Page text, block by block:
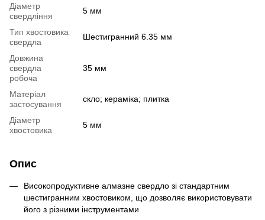
Діаметр
свердління
5 мм
Тип хвостовика
свердла
Шестигранний 6.35 мм
Довжина
свердла
робоча
35 мм
Матеріал
застосування
скло; кераміка; плитка
Діаметр
хвостовика
5 мм
Опис
Високопродуктивне алмазне свердло зі стандартним
шестигранним хвостовиком, що дозволяє використовувати
його з різними інструментами